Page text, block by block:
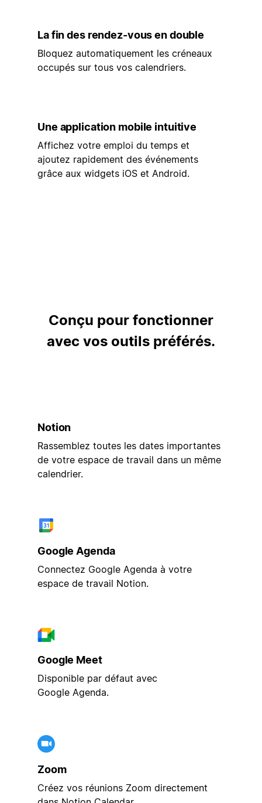
La fin des rendez-vous en double
Bloquez automatiquement les créneaux
occupés sur tous vos calendriers.
Une application mobile intuitive
Affichez votre emploi du temps et
ajoutez rapidement des événements
grâce aux widgets iOS et Android.
Conçu pour fonctionner
avec vos outils préférés.
Notion
Rassemblez toutes les dates importantes
de votre espace de travail dans un même
calendrier.
Google Agenda
Connectez Google Agenda à votre
espace de travail Notion.
Google Meet
Disponible par défaut avec
Google Agenda.
Zoom
Créez vos réunions Zoom directement